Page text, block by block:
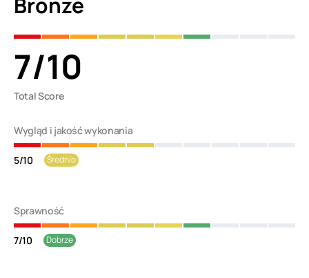
7/10
Total Score
Wygląd i jakość wykonania
5/10 Średnio
Sprawność
7/10 Dobrze